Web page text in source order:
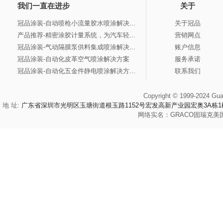
我们一直在进步
冠品涂装-自动喷枪小流量胶水喷涂解决...
产品推荐-精密涂胶计量系统，为汽车轻...
冠品涂装-气动隔膜泵供料集成喷涂解决...
冠品涂装-自动化皮革空气喷涂解决方案
冠品涂装-自动化五金件静电喷涂解决方...
关于
关于冠品
营销网点
账户信息
服务承诺
联系我们
Copyright © 1999-2024
地 址: 广东省深圳市光明区玉塘街道根玉路1152号宏发高新产业园宏奥3A栋1
网络实名： GRACO固瑞克美